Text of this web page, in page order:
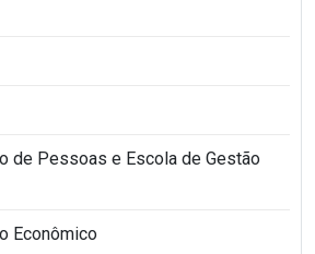
de Pessoas e Escola de Gestão
Econômico